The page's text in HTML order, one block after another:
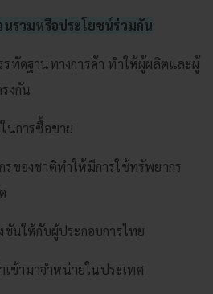
รวมหรือประโยชน์ร่วมกัน
ทัดฐานทางการค้า ทําให้ผู้ผลิตและผู้
งกัน
นการซื้อขาย
ของชาติทําให้มีการใช้ทรัพยากร
ขันให้กับผู้ประกอบการไทย
ข้ามาจําหน่ายในประเทศ